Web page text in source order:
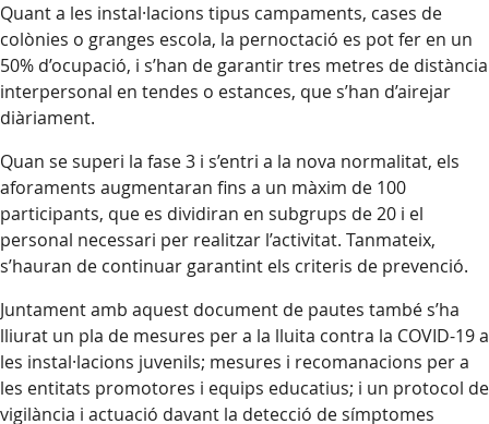
Quant a les instal·lacions tipus campaments, cases de
colònies o granges escola, la pernoctació es pot fer en un
50% d’ocupació, i s’han de garantir tres metres de distància
interpersonal en tendes o estances, que s’han d’airejar
diàriament.
Quan se superi la fase 3 i s’entri a la nova normalitat, els
aforaments augmentaran fins a un màxim de 100
participants, que es dividiran en subgrups de 20 i el
personal necessari per realitzar l’activitat. Tanmateix,
s’hauran de continuar garantint els criteris de prevenció.
Juntament amb aquest document de pautes també s’ha
lliurat un pla de mesures per a la lluita contra la COVID-19 a
les instal·lacions juvenils; mesures i recomanacions per a
les entitats promotores i equips educatius; i un protocol de
vigilància i actuació davant la detecció de símptomes